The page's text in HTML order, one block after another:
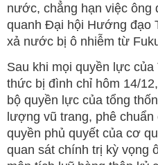
nước, chẳng hạn việc ông
quanh Đại hội Hướng đạo
xả nước bị ô nhiễm từ
Sau khi mọi quyền lực
thức bị đình chỉ hôm 14/
bộ quyền lực của tổng
lượng vũ trang, phê
quyền phủ quyết của cơ
quan sát chính trị kỳ vọng